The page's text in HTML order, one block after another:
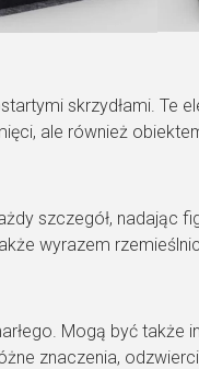
skrzydłami. Te
ale również
szczegół, nadając
wyrazem
Mogą być także
znaczenia,